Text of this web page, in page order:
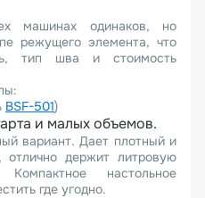
машинах одинаков, но
режущего элемента, что
тип шва и стоимость
BSF-501)
и малых объемов.
вариант. Дает плотный и
держит литровую
настольное
где угодно.